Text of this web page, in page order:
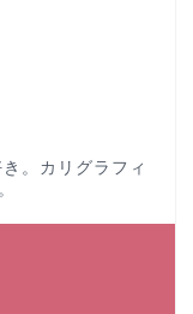
。カリグラフィ